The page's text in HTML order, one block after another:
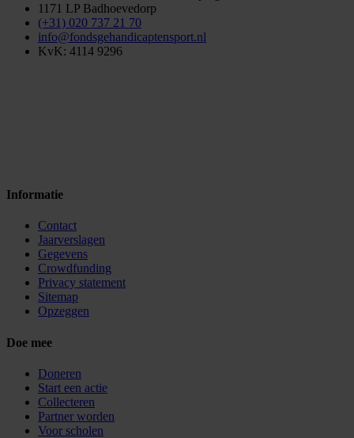
1171 LP Badhoevedorp
(+31) 020 737 21 70
info@fondsgehandicaptensport.nl
KvK: 4114 9296
Informatie
Contact
Jaarverslagen
Gegevens
Crowdfunding
Privacy statement
Sitemap
Opzeggen
Doe mee
Doneren
Start een actie
Collecteren
Partner worden
Voor scholen